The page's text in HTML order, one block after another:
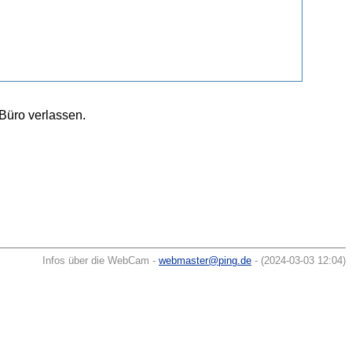
verlassen.
Infos über die WebCam - webmaster@ping.de - (2024-03-03 12:04)